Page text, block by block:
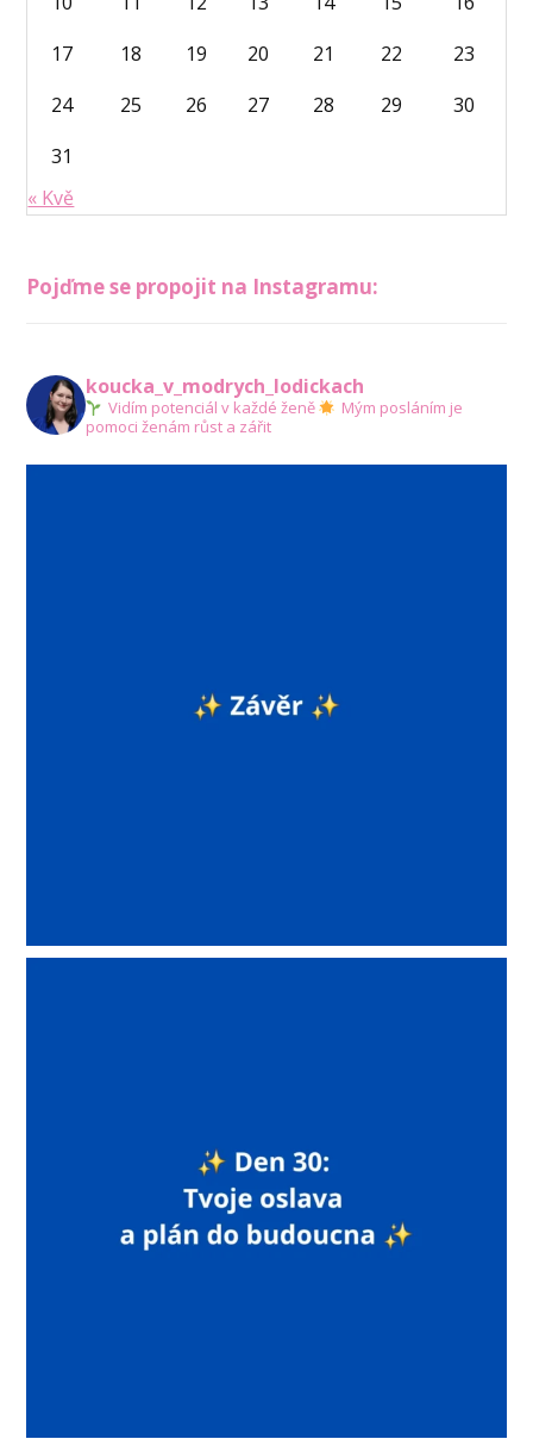
17
18 19 20 21 22
23
24
25 26 27 28 29
30
31
« Kvě
Pojďme se propojit na Instagramu:
koucka_v_modrych_lodickach
Vidím potenciál v každé ženě
Mým posláním je
pomoci ženám růst a zářit